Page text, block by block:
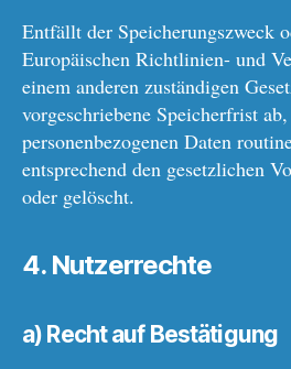
Entfällt der Speicherungszweck
Europäischen Richtlinien- und
einem anderen zuständigen
vorgeschriebene Speicherfrist
personenbezogenen Daten
entsprechend den gesetzlichen
oder gelöscht.
4. Nutzerrechte
a) Recht auf Bestätigung